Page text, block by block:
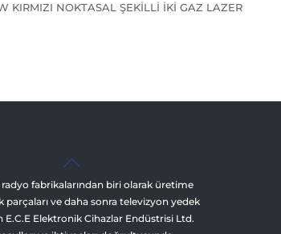
NOKTASAL ŞEKİLLİ İKİ GAZ LAZER
Back
Top
radyo fabrikalarından biri olarak üretime
ve daha sonra televizyon yedek
E.C.E Elektronik Cihazlar Endüstrisi Ltd.